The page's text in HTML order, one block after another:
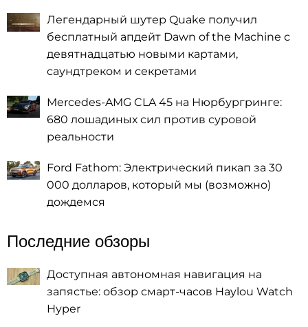
Легендарный шутер Quake получил
бесплатный апдейт Dawn of the Machine с
девятнадцатью новыми картами,
саундтреком и секретами
Mercedes-AMG CLA 45 на Нюрбургринге:
680 лошадиных сил против суровой
реальности
Ford Fathom: Электрический пикап за 30
000 долларов, который мы (возможно)
дождемся
Последние обзоры
Доступная автономная навигация на
запястье: обзор смарт-часов Haylou Watch
Hyper